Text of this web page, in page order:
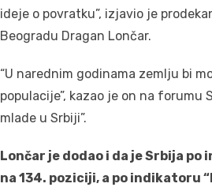
ideje o povratku”, izjavio je
Beogradu Dragan Lončar.
“U narednim godinama zemlju bi
populacije”, kazao je on na forumu
mlade u Srbiji”.
Lončar je dodao i da je Srbija
na 134. poziciji, a po indikatoru